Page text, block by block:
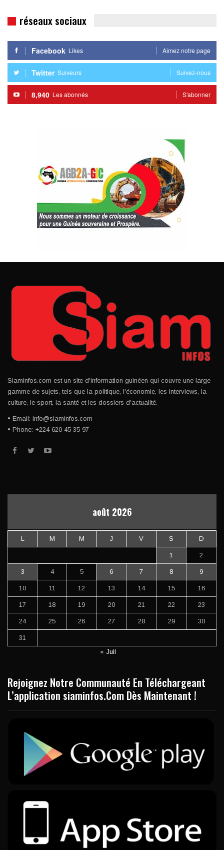
réseaux sociaux
Facebook Likes Aimez notre page
Twitter Suiveurs Suivez-nous
8,940 Les abonnés S'abonner
Siaminfos.com est un site d'information guinéen qui couvre une large
gamme de sujets, tels que la politique, l'économie, les interviews, la
culture, le sport, la santé et les dossiers d'actualité.
• Email: info@siaminfos.com
• Phone: +224 620 45 35 97
août 2026
L M M J V S D
1 2
3 4 5 6 7 8 9
10 11 12 13 14 15 16
17 18 19 20 21 22 23
24 25 26 27 28 29 30
31
« Juil
Rejoignez Notre Communauté En Téléchargeant
L’application siaminfos.Com Dès Maintenant !